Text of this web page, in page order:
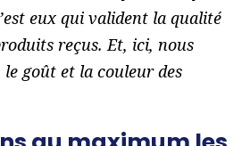
eux qui valident la qualité
reçus. Et, ici, nous
le goût et la couleur des